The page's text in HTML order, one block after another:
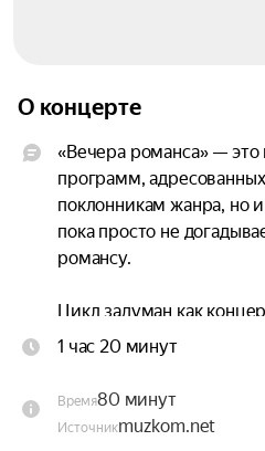
О концерте
«Вечера романса» —
программ,
поклонникам жанра, но
пока просто не
романсу.
Цикл задуман как
новая программа
слушателям разные
1 час 20 минут
Время80 минут
Источникmuzkom.net